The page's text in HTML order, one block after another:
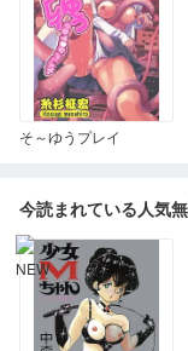
そ～ゆうプレイ
今読まれている人気